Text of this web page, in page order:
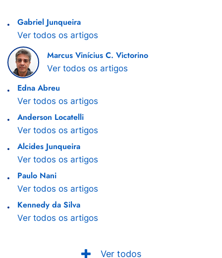
Gabriel Junqueira
Ver todos os artigos
Marcus Vinícius C. Victorino
Ver todos os artigos
Edna Abreu
Ver todos os artigos
Anderson Locatelli
Ver todos os artigos
Alcides Junqueira
Ver todos os artigos
Paulo Nani
Ver todos os artigos
Kennedy da Silva
Ver todos os artigos
Ver todos